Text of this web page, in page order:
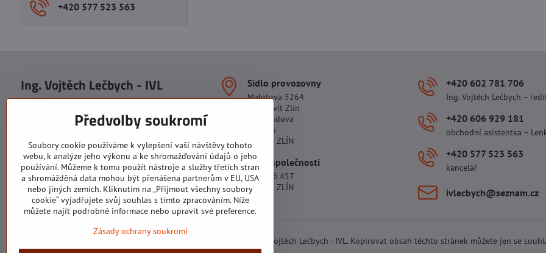
+420 577 523 563
Ing. Vojtěch Lečbych - IVL
DIČ: CZ5602130809
IČO: 29007356
DIČ: CZ29007356
Sídlo provozovny
Malotova 5264
Areál Svit Zlín
113. budova
1. patro
760 01 ZLÍN
Sídlo společnosti
U Hřiště 457
760 01 ZLÍN
+420 602 781 706
Ing. Vojtěch Lečbych –
+420 606 929 181
obchodní asistentka –
+420 577 523 563
kancelář
ivlecbych​@seznam​.cz
Všechny texty, obrázky a fotografie jsou majetkem společnosti Ing. Vojtěch Lečbych - IVL. Kopírovat obsah těchto stránek můžete jen se
Předvolby soukromí
Soubory cookie používáme k vylepšení vaší návštěvy tohoto
webu, k analýze jeho výkonu a ke shromažďování údajů o jeho
používání. Můžeme k tomu použít nástroje a služby třetích stran
a shromážděná data mohou být přenášena partnerům v EU, USA
nebo jiných zemích. Kliknutím na „Přijmout všechny soubory
cookie“ vyjadřujete svůj souhlas s tímto zpracováním. Níže
můžete najít podrobné informace nebo upravit své preference.
Zásady ochrany soukromí